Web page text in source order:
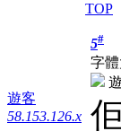
TOP
遊客
58.153.126.x
5#
字